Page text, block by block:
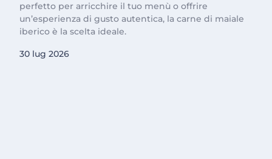
perfetto per arricchire il tuo menù o offrire
un’esperienza di gusto autentica, la carne di maiale
iberico è la scelta ideale.
30 lug 2026